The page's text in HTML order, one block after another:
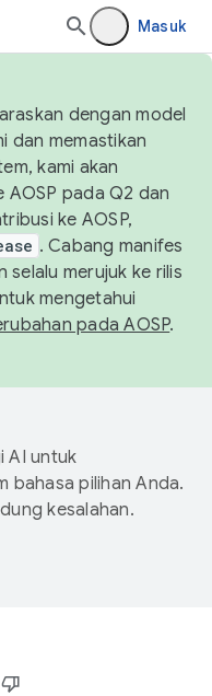
Masuk
dengan model
dan memastikan
kami akan
AOSP pada Q2 dan
ke AOSP,
. Cabang manifes
selalu merujuk ke rilis
mengetahui
pada AOSP.
AI untuk
bahasa pilihan Anda.
kesalahan.